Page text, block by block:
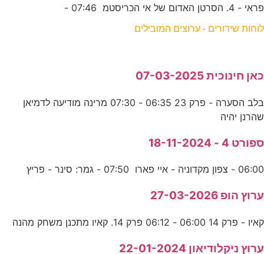
פראי - 4. הסרטן האדום של אי הכריסטמ 07:46 -
לוחות שידורים - ערוצים המובילים
כאן חינוכית 07-03-2025
בלב הסערה - פרק 23 06:35 - 07:30 מרינה מודיעה לדמיאן
שהרנן יהיה
ספורט 4 - 18-11-2024
06:00 - צפון מקדוניה - איי פארו 07:50 - גמר: סינר - פריץ
ערוץ הופ 27-03-2026
קאיו - פרק 14 06:00 - 06:12 פרק 14. קאיו מתכנן משחק מהנה
ערוץ ניקלודיאון 22-01-2024